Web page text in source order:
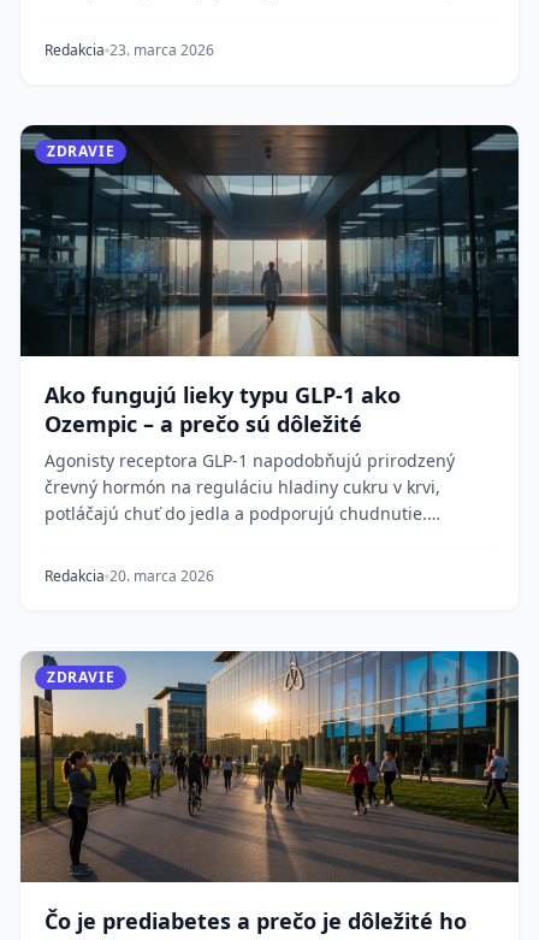
Redakcia 23. marca 2026
ZDRAVIE
Ako fungujú lieky typu GLP-1 ako
Ozempic – a prečo sú dôležité
Agonisty receptora GLP-1 napodobňujú prirodzený
črevný hormón na reguláciu hladiny cukru v krvi,
potláčajú chuť do jedla a podporujú chudnutie.
Redakcia 20. marca 2026
ZDRAVIE
Čo je prediabetes a prečo je dôležité ho